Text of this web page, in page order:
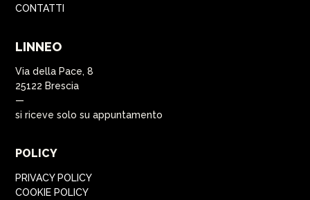
CONTATTI
LINNEO
Via della Pace, 8
25122 Brescia
—
si riceve solo su appuntamento
POLICY
PRIVACY POLICY
COOKIE POLICY